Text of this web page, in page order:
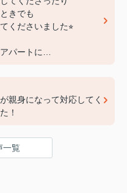
きでも
くださいました⭐︎
パートに
屋を見つけれました⭐︎
対応で
皆さん
親身になって対応してく
！
一覧